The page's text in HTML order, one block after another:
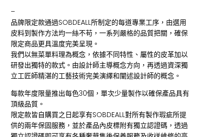
–
品牌限定款通過SOBDEALL所制定的每道專業工序，由選用
皮料到製作方法均一絲不苟，一系列嚴格的品質把關，確保
限定商品更具溫度完美呈現。
我們以無菜單料理為概念，依據不同特性、屬性的皮革加以
研發出獨特的款式。由設計師主導概念方向，再透過資深獨
立工匠師精湛的工藝技術完美演繹和闡述設計師的概念。
每款年度限量推出每色30個，單次少量製作以確保產品具有
頂級品質。
限定款皆自購買之日起享有SOBDEALL對所有製作瑕疵所提
供的兩年保固服務，並於產品內皮標附有獨立認證碼，透過